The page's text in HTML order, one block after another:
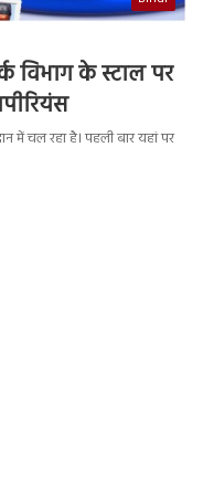
विभाग के स्टाल पर
में चल रहा है। पहली बार यहां पर